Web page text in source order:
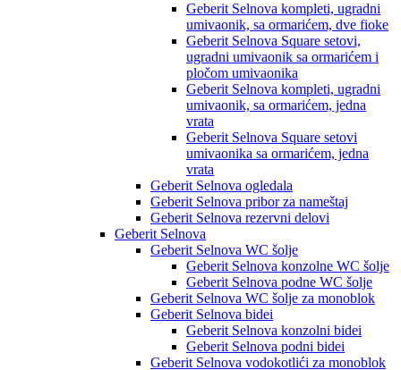
Geberit Selnova kompleti, ugradni
umivaonik, sa ormarićem, dve fioke
Geberit Selnova Square setovi,
ugradni umivaonik sa ormarićem i
pločom umivaonika
Geberit Selnova kompleti, ugradni
umivaonik, sa ormarićem, jedna
vrata
Geberit Selnova Square setovi
umivaonika sa ormarićem, jedna
vrata
Geberit Selnova ogledala
Geberit Selnova pribor za nameštaj
Geberit Selnova rezervni delovi
Geberit Selnova
Geberit Selnova WC šolje
Geberit Selnova konzolne WC šolje
Geberit Selnova podne WC šolje
Geberit Selnova WC šolje za monoblok
Geberit Selnova bidei
Geberit Selnova konzolni bidei
Geberit Selnova podni bidei
Geberit Selnova vodokotlići za monoblok